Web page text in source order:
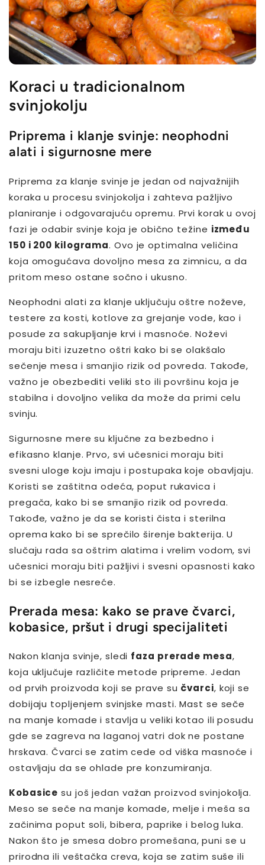
Koraci u tradicionalnom
svinjokolju
Priprema i klanje svinje: neophodni
alati i sigurnosne mere
Priprema za klanje svinje je jedan od najvažnijih
koraka u procesu svinjokolja i zahteva pažljivo
planiranje i odgovarajuću opremu. Prvi korak u ovoj
fazi je odabir svinje koja je obično težine između
150 i 200 kilograma. Ovo je optimalna veličina
koja omogućava dovoljno mesa za zimnicu, a da
pritom meso ostane sočno i ukusno.
Neophodni alati za klanje uključuju oštre noževe,
testere za kosti, kotlove za grejanje vode, kao i
posude za sakupljanje krvi i masnoće. Noževi
moraju biti izuzetno oštri kako bi se olakšalo
sečenje mesa i smanjio rizik od povreda. Takođe,
važno je obezbediti veliki sto ili površinu koja je
stabilna i dovoljno velika da može da primi celu
svinju.
Sigurnosne mere su ključne za bezbedno i
efikasno klanje. Prvo, svi učesnici moraju biti
svesni uloge koju imaju i postupaka koje obavljaju.
Koristi se zaštitna odeća, poput rukavica i
pregača, kako bi se smanjio rizik od povreda.
Takođe, važno je da se koristi čista i sterilna
oprema kako bi se sprečilo širenje bakterija. U
slučaju rada sa oštrim alatima i vrelim vodom, svi
učesnici moraju biti pažljivi i svesni opasnosti kako
bi se izbegle nesreće.
Prerada mesa: kako se prave čvarci,
kobasice, pršut i drugi specijaliteti
Nakon klanja svinje, sledi faza prerade mesa,
koja uključuje različite metode pripreme. Jedan
od prvih proizvoda koji se prave su čvarci, koji se
dobijaju topljenjem svinjske masti. Mast se seče
na manje komade i stavlja u veliki kotao ili posudu
gde se zagreva na laganoj vatri dok ne postane
hrskava. Čvarci se zatim cede od viška masnoće i
ostavljaju da se ohlade pre konzumiranja.
Kobasice su još jedan važan proizvod svinjokolja.
Meso se seče na manje komade, melje i meša sa
začinima poput soli, bibera, paprike i belog luka.
Nakon što je smesa dobro promešana, puni se u
prirodna ili veštačka creva, koja se zatim suše ili